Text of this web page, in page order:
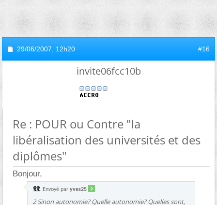
29/06/2007, 12h20 #16
invite06fcc10b
Re : POUR ou Contre "la
libéralisation des universités et des
diplômes"
Bonjour,
Envoyé par yves25
2 Sinon autonomie? Quelle autonomie? Quelles sont,